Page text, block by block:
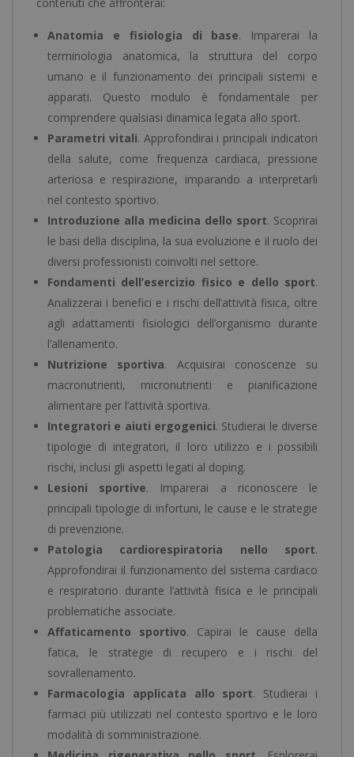
contenuti che affronterai:
Anatomia e fisiologia di base. Imparerai la
terminologia anatomica, la struttura del corpo
umano e il funzionamento dei principali sistemi e
apparati. Questo modulo è fondamentale per
comprendere qualsiasi dinamica legata allo sport.
Parametri vitali. Approfondirai i principali indicatori
della salute, come frequenza cardiaca, pressione
arteriosa e respirazione, imparando a interpretarli
nel contesto sportivo.
Introduzione alla medicina dello sport. Scoprirai
le basi della disciplina, la sua evoluzione e il ruolo dei
diversi professionisti coinvolti nel settore.
Fondamenti dell’esercizio fisico e dello sport.
Analizzerai i benefici e i rischi dell’attività fisica, oltre
agli adattamenti fisiologici dell’organismo durante
l’allenamento.
Nutrizione sportiva. Acquisirai conoscenze su
macronutrienti, micronutrienti e pianificazione
alimentare per l’attività sportiva.
Integratori e aiuti ergogenici. Studierai le diverse
tipologie di integratori, il loro utilizzo e i possibili
rischi, inclusi gli aspetti legati al doping.
Lesioni sportive. Imparerai a riconoscere le
principali tipologie di infortuni, le cause e le strategie
di prevenzione.
Patologia cardiorespiratoria nello sport.
Approfondirai il funzionamento del sistema cardiaco
e respiratorio durante l’attività fisica e le principali
problematiche associate.
Affaticamento sportivo. Capirai le cause della
fatica, le strategie di recupero e i rischi del
sovrallenamento.
Farmacologia applicata allo sport. Studierai i
farmaci più utilizzati nel contesto sportivo e le loro
modalità di somministrazione.